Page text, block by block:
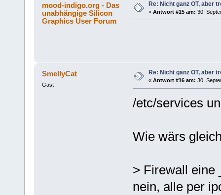
mood-indigo.org - Das
unabhängige Silicon
Graphics User Forum
Re: Nicht ganz OT, aber
« Antwort #15 am: 30.
SmellyCat
Gast
Re: Nicht ganz OT, aber
« Antwort #16 am: 30.
/etc/services
Wie wärs
> Firewall eine
nein, alle per